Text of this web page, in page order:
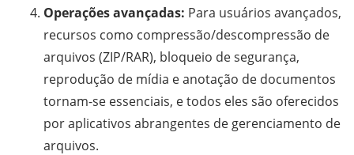
Operações avançadas: Para usuários avançados,
recursos como compressão/descompressão de
arquivos (ZIP/RAR), bloqueio de segurança,
reprodução de mídia e anotação de documentos
tornam-se essenciais, e todos eles são oferecidos
por aplicativos abrangentes de gerenciamento de
arquivos.